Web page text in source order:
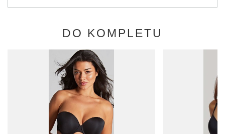
DO KOMPLETU